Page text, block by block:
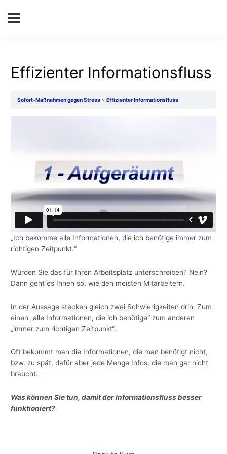
Effizienter Informationsfluss
Sofort-Maßnahmen gegen Stress Effizienter Informationsfluss
„Ich bekomme alle Informationen, die ich benötige immer zum
richtigen Zeitpunkt.“
Würden Sie das für Ihren Arbeitsplatz unterschreiben? Nein?
Dann geht es Ihnen so, wie den meisten Mitarbeitern.
In der Aussage stecken gleich zwei Schwierigkeiten drin: Zum
einen „alle Informationen, die ich benötige“ zum anderen
„immer zum richtigen Zeitpunkt“.
Oft bekommt man die Informationen, die man benötigt nicht,
bzw. zu spät, dafür aber jede Menge Infos, die man gar nicht
braucht.
Was können Sie tun, damit der Informationsfluss besser
funktioniert?